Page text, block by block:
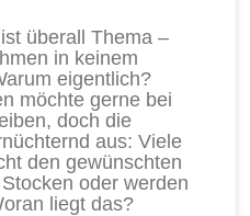
überall Thema –
in keinem
eigentlich?
möchte gerne bei
doch die
aus: Viele
den gewünschten
oder werden
liegt das?